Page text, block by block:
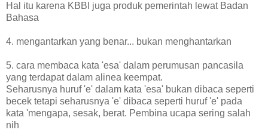
Hal itu karena KBBI juga produk pemerintah lewat Badan
Bahasa
4. mengantarkan yang benar... bukan menghantarkan
5. cara membaca kata 'esa' dalam perumusan pancasila
yang terdapat dalam alinea keempat.
Seharusnya huruf 'e' dalam kata 'esa' bukan dibaca seperti
becek tetapi seharusnya 'e' dibaca seperti huruf 'e' pada
kata 'mengapa, sesak, berat. Pembina ucapa sering salah
nih